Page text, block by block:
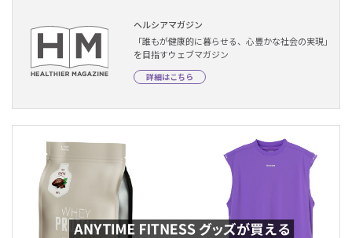
ヘルシアマガジン
「誰もが健康的に暮らせる、心豊かな社会の実現」
を目指すウェブマガジン
詳細はこちら